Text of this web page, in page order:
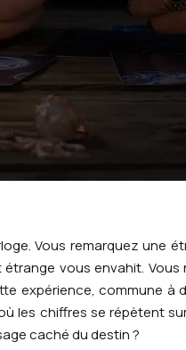
Vous remarquez une
vous envahit.
expérience, commune à
les chiffres se répètent sur
caché du destin ?